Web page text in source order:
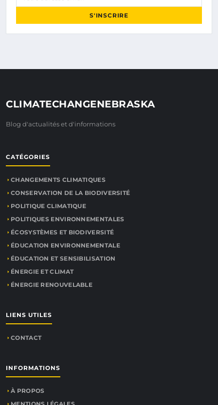
S'INSCRIRE
CLIMATECHANGENEBRASKA
Blog d'actualités et d'informations
CATÉGORIES
CHANGEMENTS CLIMATIQUES
CONSERVATION DE LA BIODIVERSITÉ
POLITIQUE CLIMATIQUE
POLITIQUES ENVIRONNEMENTALES
ÉCOSYSTÈMES ET BIODIVERSITÉ
ÉDUCATION ENVIRONNEMENTALE
ÉDUCATION ET SENSIBILISATION
ÉNERGIE ET CLIMAT
ÉNERGIE RENOUVELABLE
LIENS UTILES
CONTACT
INFORMATIONS
À PROPOS